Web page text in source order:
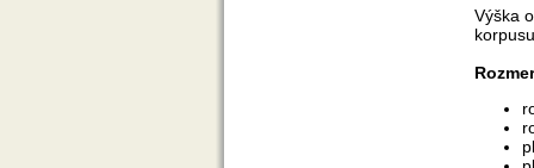
Výška